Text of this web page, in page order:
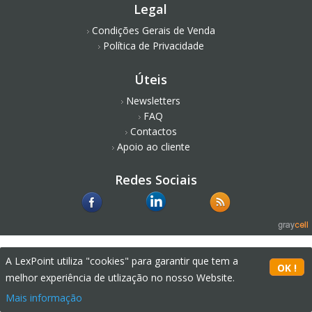
Legal
Condições Gerais de Venda
Política de Privacidade
Úteis
Newsletters
FAQ
Contactos
Apoio ao cliente
Redes Sociais
A LexPoint utiliza "cookies" para garantir que tem a
melhor experiência de utlização no nosso Website.
Mais informação